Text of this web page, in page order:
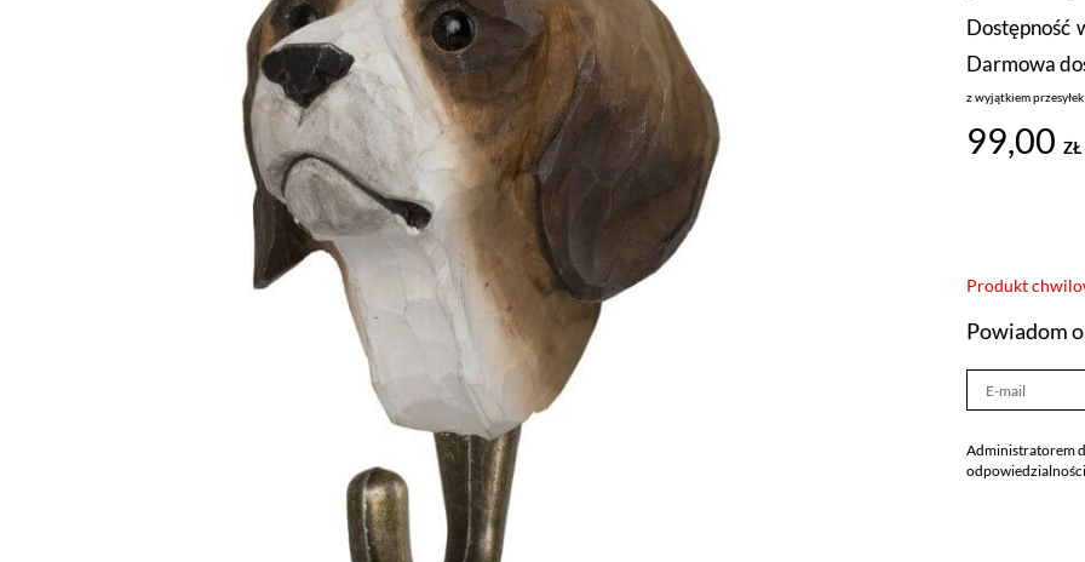
Dostępność
Darmowa
z wyjątkiem
99,00 ZŁ
Produkt
Powiadom
Administratorem
z dnia 29